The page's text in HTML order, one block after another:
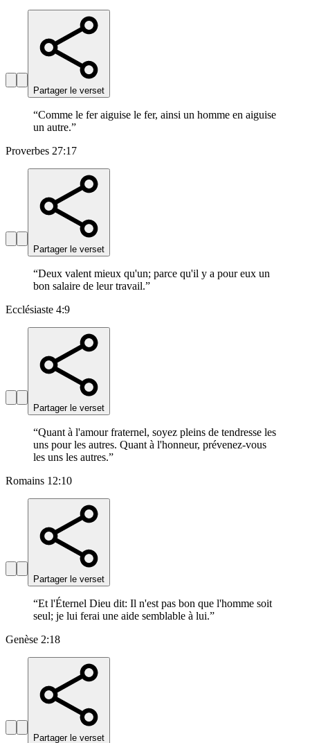
Partager le verset
“Comme le fer aiguise le fer, ainsi un homme en aiguise
un autre.”
Proverbes 27:17
Partager le verset
“Deux valent mieux qu'un; parce qu'il y a pour eux un
bon salaire de leur travail.”
Ecclésiaste 4:9
Partager le verset
“Quant à l'amour fraternel, soyez pleins de tendresse les
uns pour les autres. Quant à l'honneur, prévenez-vous
les uns les autres.”
Romains 12:10
Partager le verset
“Et l'Éternel Dieu dit: Il n'est pas bon que l'homme soit
seul; je lui ferai une aide semblable à lui.”
Genèse 2:18
Partager le verset